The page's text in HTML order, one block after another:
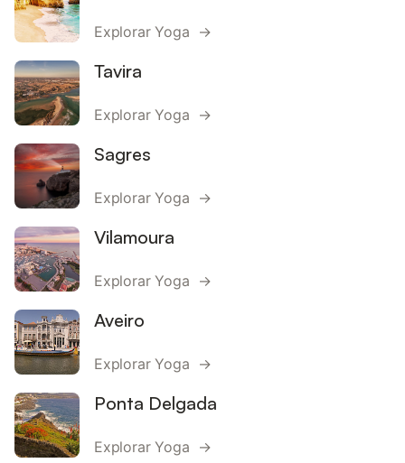
Explorar Yoga →
Tavira
Explorar Yoga →
Sagres
Explorar Yoga →
Vilamoura
Explorar Yoga →
Aveiro
Explorar Yoga →
Ponta Delgada
Explorar Yoga →